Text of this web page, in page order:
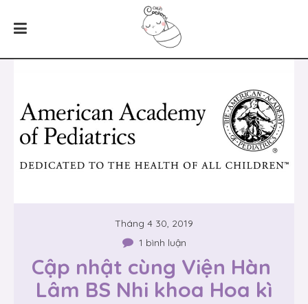
Tháng 4 30, 2019
1 bình luận
Cập nhật cùng Viện Hàn
Lâm BS Nhi khoa Hoa kì